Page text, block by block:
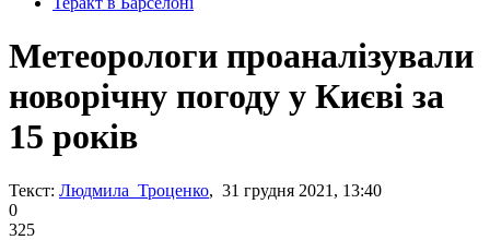
Метеорологи проаналізували
новорічну погоду у Києві за
15 років
Текст: Людмила Троценко, 31 грудня 2021, 13:40
0
325